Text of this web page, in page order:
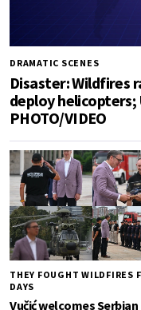
DRAMATIC SCENES
Disaster: Wildfires
deploy
PHOTO/VIDEO
THEY FOUGHT WILDFIRES
DAYS
Vučić welcomes Serbian